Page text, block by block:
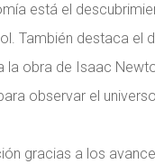
está el
También destaca el
obra de Isaac
observar el
gracias a los